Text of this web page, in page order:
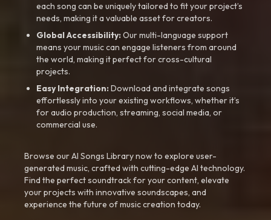
each song can be uniquely tailored to fit your project’s
needs, making it a valuable asset for creators.
Global Accessibility:Our multi-language support
means your music can engage listeners from around
the world, making it perfect for cross-cultural
projects.
Easy Integration:Download and integrate songs
effortlessly into your existing workflows, whether it’s
for audio production, streaming, social media, or
commercial use.
Browse our AI Songs Library now to explore user-
generated music, crafted with cutting-edge AI technology.
Find the perfect soundtrack for your content, elevate
your projects with innovative soundscapes, and
experience the future of music creation today.